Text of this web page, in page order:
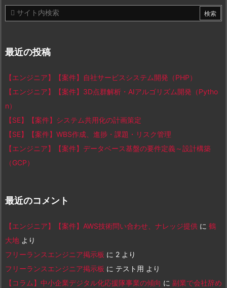
最近の投稿
【エンジニア】【案件】自社サービスシステム開発（PHP）
【エンジニア】【案件】3D点群解析・AIアルゴリズム開発（Pytho
n）
【SE】【案件】システム共用化の計画策定
【SE】【案件】WBS作成、進捗・課題・リスク管理
【エンジニア】【案件】データベース基盤の要件定義～設計構築
（GCP）
最近のコメント
【エンジニア】【案件】AWS技術問い合わせ、ナレッジ提供 に 鶴
大地 より
フリーランスエンジニア掲示板 に 2 より
フリーランスエンジニア掲示板 に テスト用 より
【コラム】中小企業デジタル化応援隊事業の傾向 に 副業で会社辞め